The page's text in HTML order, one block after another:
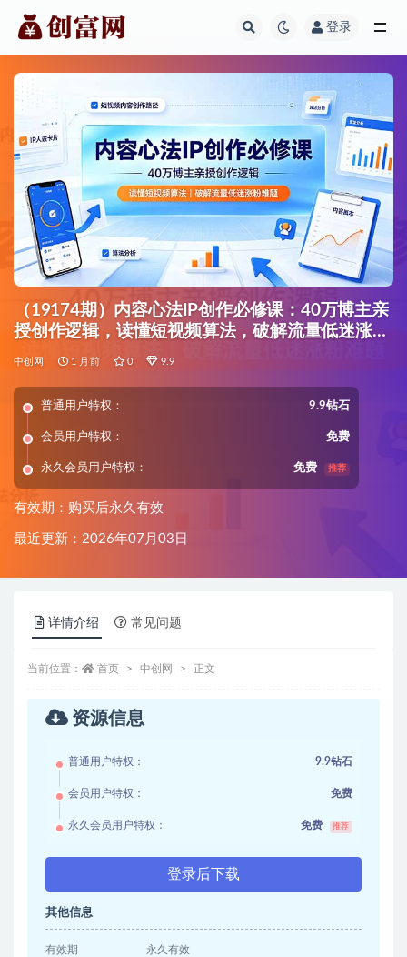
登录
（19174期）内容心法IP创作必修课：40万博主亲
授创作逻辑，读懂短视频算法，破解流量低迷涨粉
难题
中创网 1 月前 0 9.9
普通用户特权： 9.9钻石
会员用户特权： 免费
永久会员用户特权： 免费 推荐
有效期：购买后永久有效
最近更新：2026年07月03日
详情介绍 常见问题
当前位置： 首页 中创网 正文
资源信息
普通用户特权： 9.9钻石
会员用户特权： 免费
永久会员用户特权： 免费 推荐
登录后下载
其他信息
有效期 永久有效